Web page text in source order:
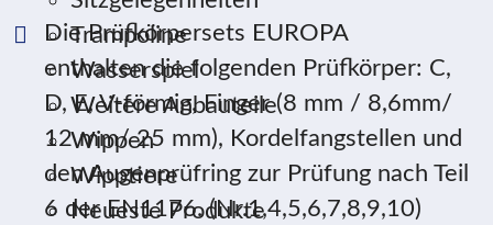
Trampoline
Wasserspiel
Weitere Anbauteile
Wippen
Wipptiere
Neueste Produkte
Die Prüfkörpersets EUROPA
enthalten die folgenden Prüfkörper: C,
D, E, V-förmig, Finger (8 mm / 8,6mm/
12 mm/ 25 mm), Kordelfangstellen und
den Augenprüfring zur Prüfung nach Teil
6 der EN1176. (Nr.1,4,5,6,7,8,9,10)